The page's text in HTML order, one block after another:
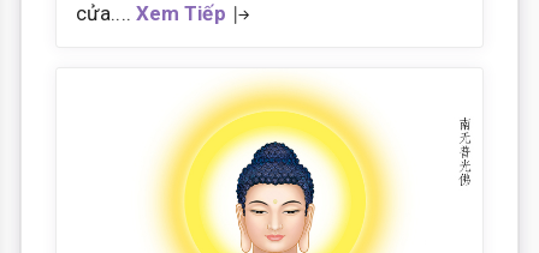
cửa.... Xem Tiếp